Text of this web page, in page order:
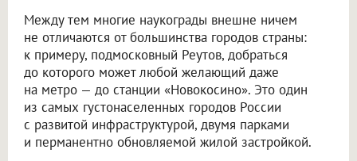
Между тем многие наукограды внешне ничем
не отличаются от большинства городов страны:
к примеру, подмосковный Реутов, добраться
до которого может любой желающий даже
на метро — до станции «Новокосино». Это один
из самых густонаселенных городов России
с развитой инфраструктурой, двумя парками
и перманентно обновляемой жилой застройкой.